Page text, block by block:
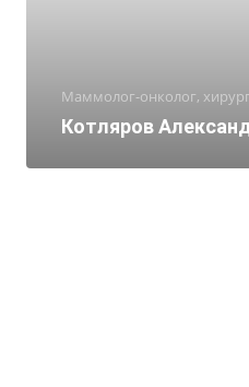
Маммолог-онколог, хирург
Котляров